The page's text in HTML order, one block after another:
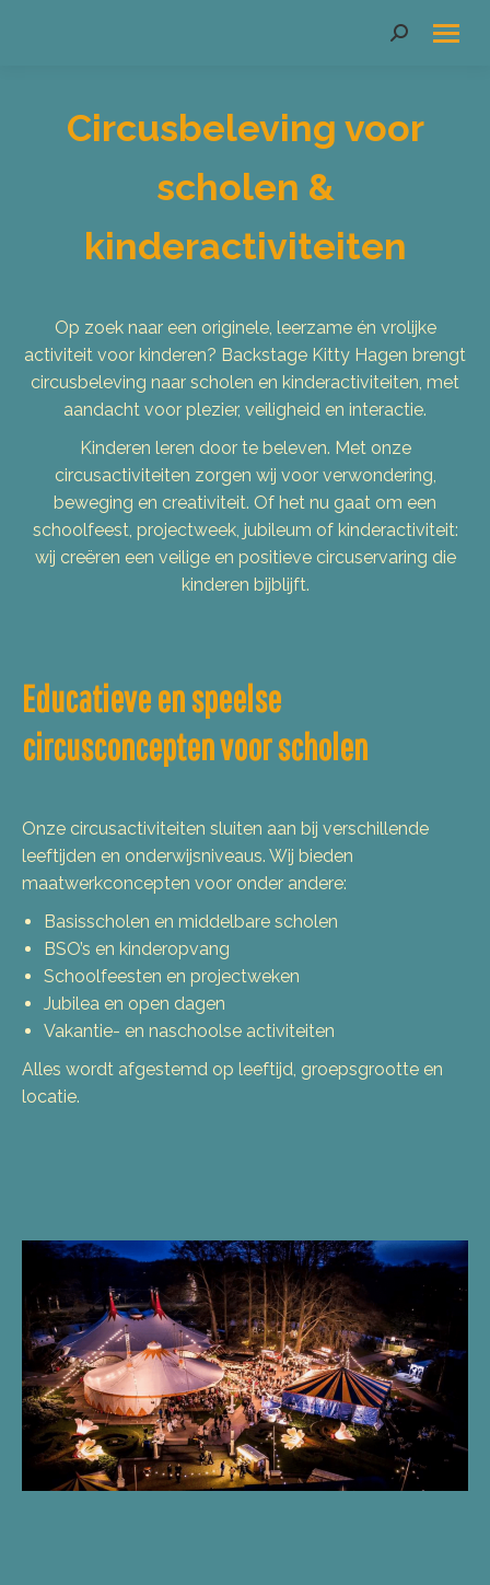
Search:
Circusbeleving voor
scholen &
kinderactiviteiten
Op zoek naar een originele, leerzame én vrolijke
activiteit voor kinderen? Backstage Kitty Hagen brengt
circusbeleving naar scholen en kinderactiviteiten, met
aandacht voor plezier, veiligheid en interactie.
Kinderen leren door te beleven. Met onze
circusactiviteiten zorgen wij voor verwondering,
beweging en creativiteit. Of het nu gaat om een
schoolfeest, projectweek, jubileum of kinderactiviteit:
wij creëren een veilige en positieve circuservaring die
kinderen bijblijft.
Educatieve en speelse
circusconcepten voor scholen
Onze circusactiviteiten sluiten aan bij verschillende
leeftijden en onderwijsniveaus. Wij bieden
maatwerkconcepten voor onder andere:
Basisscholen en middelbare scholen
BSO’s en kinderopvang
Schoolfeesten en projectweken
Jubilea en open dagen
Vakantie- en naschoolse activiteiten
Alles wordt afgestemd op leeftijd, groepsgrootte en
locatie.